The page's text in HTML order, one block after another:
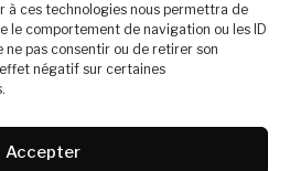
à ces technologies nous permettra de
le comportement de navigation ou les ID
pas consentir ou de retirer son
négatif sur certaines
Accepter
À propos
légales
de confidentialité
Contact